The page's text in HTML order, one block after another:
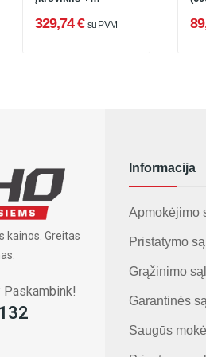
329,74 € su PVM
kainos. Greitas
Paskambink!
Informacija
Apmokėjimo
Pristatymo
Grąžinimo
Garantinės
Saugūs